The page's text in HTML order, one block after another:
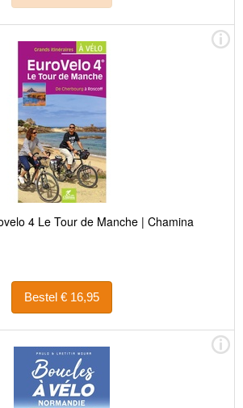
4 Le Tour de Manche | Chamina
Bestel € 16,95